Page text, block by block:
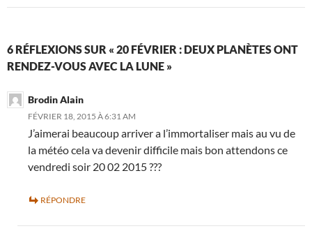
6 RÉFLEXIONS SUR « 20 FÉVRIER : DEUX PLANÈTES ONT
RENDEZ-VOUS AVEC LA LUNE »
Brodin Alain
FÉVRIER 18, 2015 À 6:31 AM
J’aimerai beaucoup arriver a l’immortaliser mais au vu de
la météo cela va devenir difficile mais bon attendons ce
vendredi soir 20 02 2015 ???
RÉPONDRE